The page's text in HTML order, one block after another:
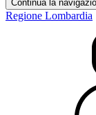
Continua la
Regione Lombardia